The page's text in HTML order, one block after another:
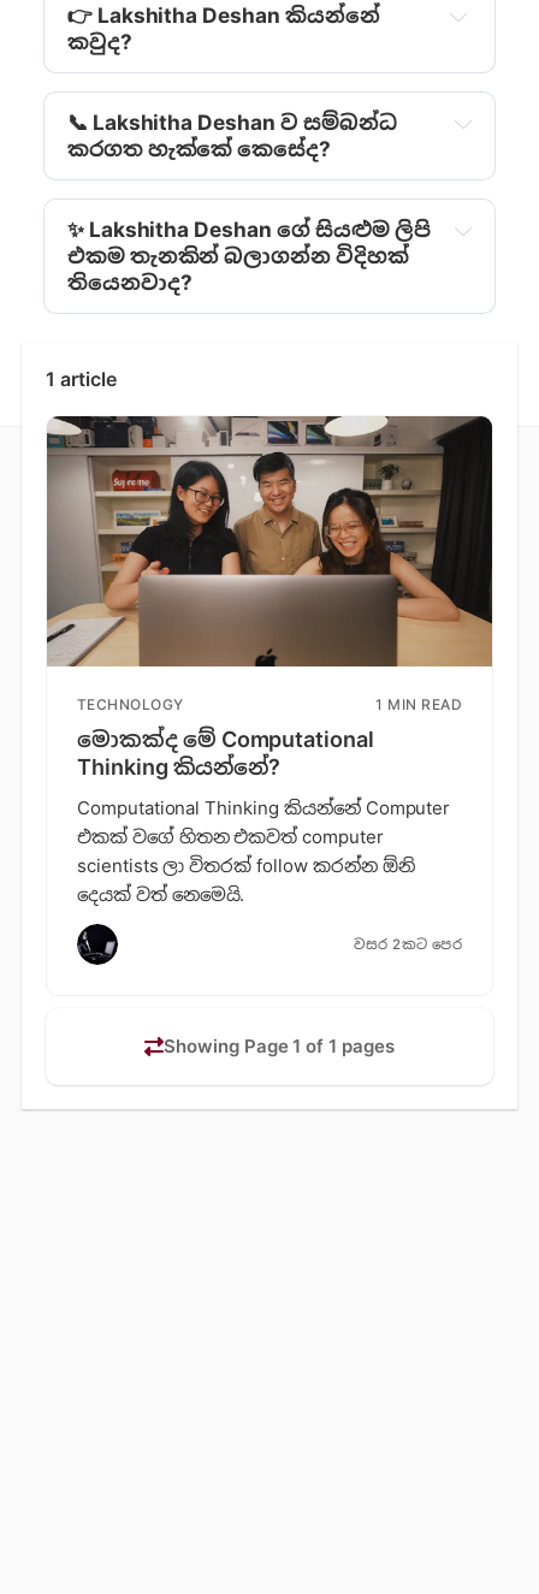
👉 Lakshitha Deshan කියන්නේ
කවුද?
📞 Lakshitha Deshan ව සම්බන්ධ
කරගත හැක්කේ කෙසේද?
✨ Lakshitha Deshan ‍ගේ සියළුම ලිපි
එකම තැනකින් බලාගන්න විදිහක්
තියෙනවාද?
1 article
TECHNOLOGY 1 MIN READ
මොකක්ද මේ Computational
Thinking කියන්නේ?
Computational Thinking කියන්නේ Computer
එකක් වගේ හිතන එකවත් computer
scientists ලා විතරක් follow කරන්න ඕනි
දෙයක් වත් නෙමෙයි.
වසර 2කට පෙර
Showing Page 1 of 1 pages